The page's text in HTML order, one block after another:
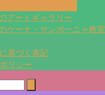
アートギャラリー
ケーナ・サンポーニャ教室
基づく表記
リシー